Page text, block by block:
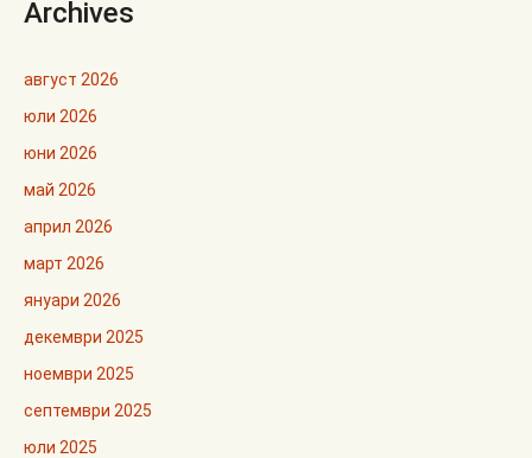
Archives
август 2026
юли 2026
юни 2026
май 2026
април 2026
март 2026
януари 2026
декември 2025
ноември 2025
септември 2025
юли 2025